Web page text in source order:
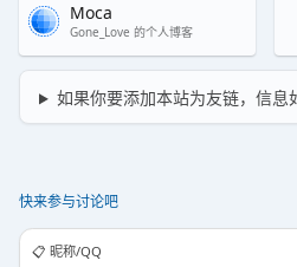
Moca
Gone_Love 的个人博客
如果你要添加本站为友链，信息
快来参与讨论吧
📋️ 昵称/QQ